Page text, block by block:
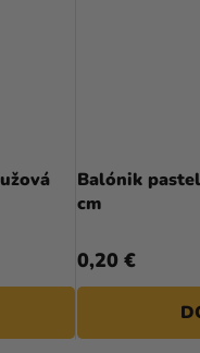
Balónik
cm
0,20 €